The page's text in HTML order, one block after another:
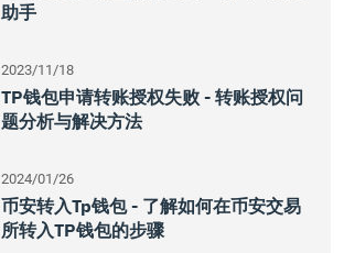
助手
2023/11/18
TP钱包申请转账授权失败 - 转账授权问
题分析与解决方法
2024/01/26
币安转入tp钱包 - 了解如何在币安交易
所转入TP钱包的步骤